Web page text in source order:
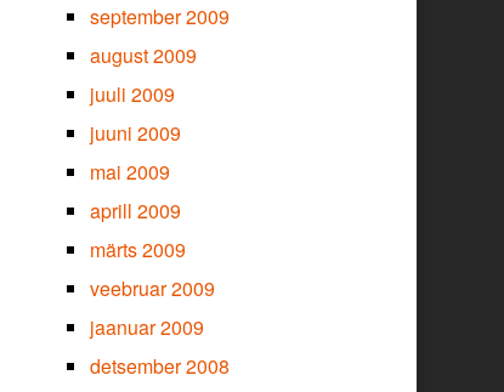
september 2009
august 2009
juuli 2009
juuni 2009
mai 2009
aprill 2009
märts 2009
veebruar 2009
jaanuar 2009
detsember 2008